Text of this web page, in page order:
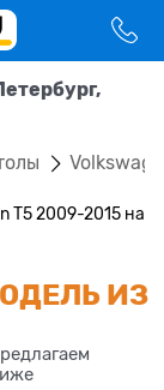
T5 2009-2015 на
ИЗ